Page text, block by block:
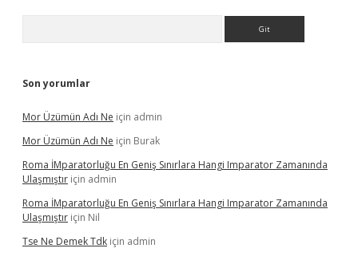
Son yorumlar
Mor Üzümün Adı Ne için admin
Mor Üzümün Adı Ne için Burak
Roma İMparatorluğu En Geniş Sınırlara Hangi Imparator Zamanında
Ulaşmıştır için admin
Roma İMparatorluğu En Geniş Sınırlara Hangi Imparator Zamanında
Ulaşmıştır için Nil
Tse Ne Demek Tdk için admin